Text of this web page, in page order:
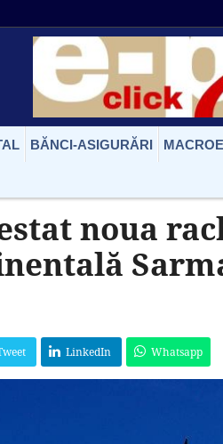
BĂNCI-ASIGURĂRI
noua
LinkedIn Whatsapp